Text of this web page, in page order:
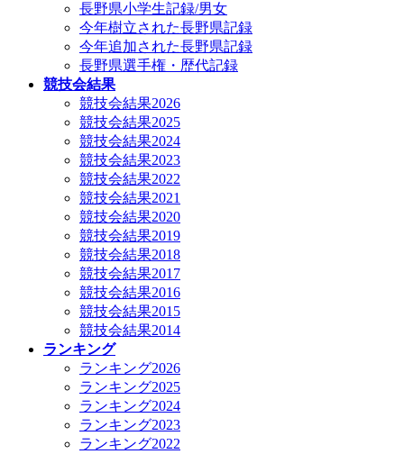
長野県小学生記録/男女
今年樹立された長野県記録
今年追加された長野県記録
長野県選手権・歴代記録
競技会結果
競技会結果2026
競技会結果2025
競技会結果2024
競技会結果2023
競技会結果2022
競技会結果2021
競技会結果2020
競技会結果2019
競技会結果2018
競技会結果2017
競技会結果2016
競技会結果2015
競技会結果2014
ランキング
ランキング2026
ランキング2025
ランキング2024
ランキング2023
ランキング2022